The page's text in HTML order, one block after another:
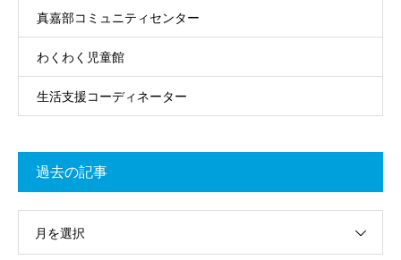
真嘉部コミュニティセンター
わくわく児童館
生活支援コーディネーター
過去の記事
月を選択